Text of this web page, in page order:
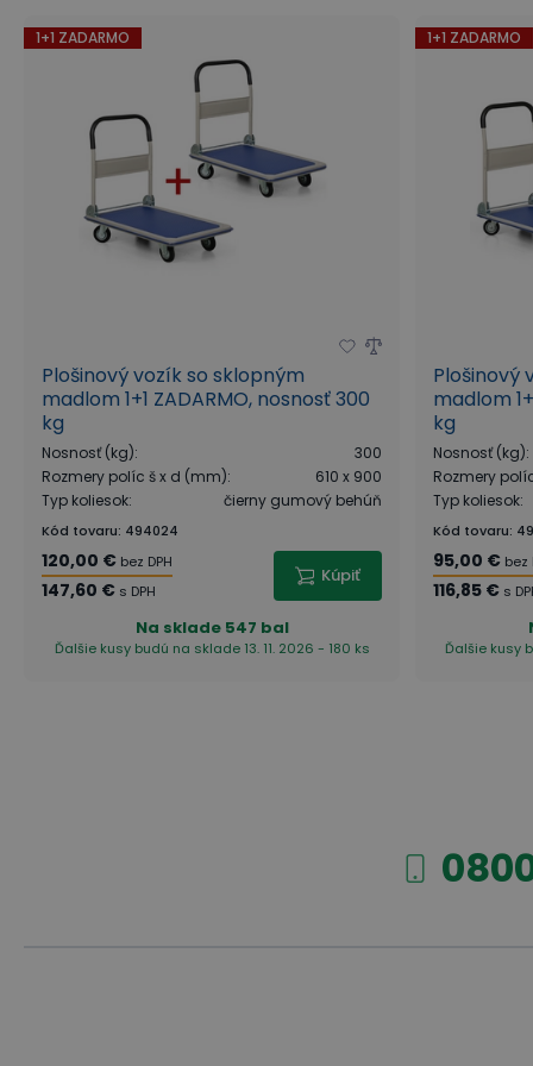
1+1 ZADARMO
Plošinový vozík so sklopným
madlom 1+1 ZADARMO, nosnosť 300
kg
Nosnosť (kg):
300
Rozmery políc š x d (mm):
610 x 900
Typ koliesok: čierny gumový behúň
Kód tovaru: 494024
120,00 € bez DPH
147,60 € s DPH
Kúpiť
Na sklade 547 bal
Ďalšie kusy budú na sklade 13. 11. 2026 - 180 ks
1+1 ZADARMO
Plošinový
madlom
kg
Nosnosť (kg):
Rozmery
Typ koliesok:
Kód tovaru:
95,00 € bez
116,85 € s
Ďalšie kusy
Teplotná a chemická odolnosť, oteruvzdornosť